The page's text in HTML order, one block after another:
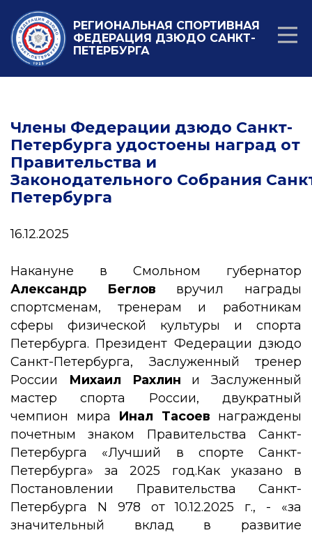
РЕГИОНАЛЬНАЯ СПОРТИВНАЯ
ФЕДЕРАЦИЯ ДЗЮДО САНКТ-
ПЕТЕРБУРГА
Члены Федерации дзюдо Санкт-
Петербурга удостоены наград от
Правительства и
Законодательного Собрания
Петербурга
16.12.2025
Накануне в Смольном губернатор
Александр Беглов вручил награды
спортсменам, тренерам и работникам
сферы физической культуры и спорта
Петербурга. Президент Федерации дзюдо
Санкт-Петербурга, Заслуженный тренер
России
Михаил Рахлин и Заслуженный
мастер спорта России, двукратный
чемпион мира Инал Тасоев награждены
почетным знаком Правительства Санкт-
Петербурга «Лучший в спорте Санкт-
Петербурга» за 2025 год.Как указано в
Постановлении Правительства Санкт-
Петербурга N 978 от 10.12.2025 г., - «за
значительный вклад в развитие